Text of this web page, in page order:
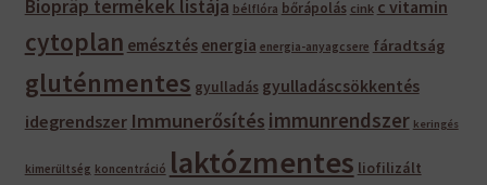
Biopräp termékek listája bélflóra bőrápolás cink c vitamin
cytoplan emésztés energia energia-anyagcsere fáradtság
gluténmentes gyulladás gyulladáscsökkentés
idegrendszer Immunerősítés immunrendszer keringés
kimerültség koncentráció laktózmentes liofilizált